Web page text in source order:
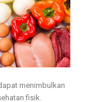
menimbulkan
fisik.